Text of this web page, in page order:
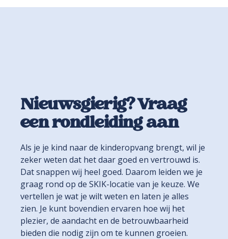
Nieuwsgierig? Vraag
een rondleiding aan
Als je je kind naar de kinderopvang brengt, wil je
zeker weten dat het daar goed en vertrouwd is.
Dat snappen wij heel goed. Daarom leiden we je
graag rond op de SKIK-locatie van je keuze. We
vertellen je wat je wilt weten en laten je alles
zien. Je kunt bovendien ervaren hoe wij het
plezier, de aandacht en de betrouwbaarheid
bieden die nodig zijn om te kunnen groeien.